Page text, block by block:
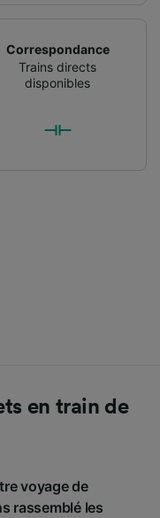
Correspondance
Trains directs
disponibles
en train de
voyage de
rassemblé les